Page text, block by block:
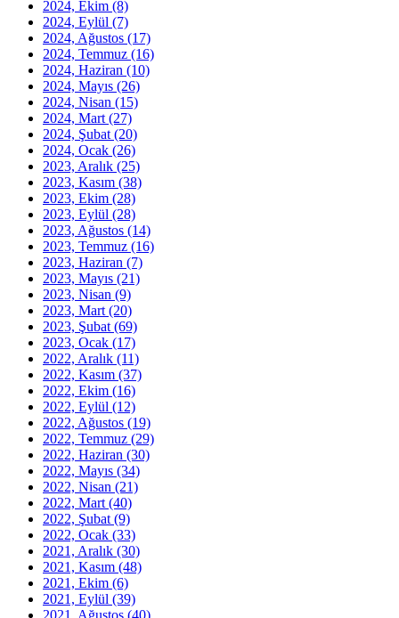
2024, Ekim (8)
2024, Eylül (7)
2024, Ağustos (17)
2024, Temmuz (16)
2024, Haziran (10)
2024, Mayıs (26)
2024, Nisan (15)
2024, Mart (27)
2024, Şubat (20)
2024, Ocak (26)
2023, Aralık (25)
2023, Kasım (38)
2023, Ekim (28)
2023, Eylül (28)
2023, Ağustos (14)
2023, Temmuz (16)
2023, Haziran (7)
2023, Mayıs (21)
2023, Nisan (9)
2023, Mart (20)
2023, Şubat (69)
2023, Ocak (17)
2022, Aralık (11)
2022, Kasım (37)
2022, Ekim (16)
2022, Eylül (12)
2022, Ağustos (19)
2022, Temmuz (29)
2022, Haziran (30)
2022, Mayıs (34)
2022, Nisan (21)
2022, Mart (40)
2022, Şubat (9)
2022, Ocak (33)
2021, Aralık (30)
2021, Kasım (48)
2021, Ekim (6)
2021, Eylül (39)
2021, Ağustos (40)